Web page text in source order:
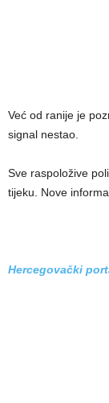
Već od ranije je
signal nestao.
Sve raspoložive
tijeku. Nove
Hercegovački